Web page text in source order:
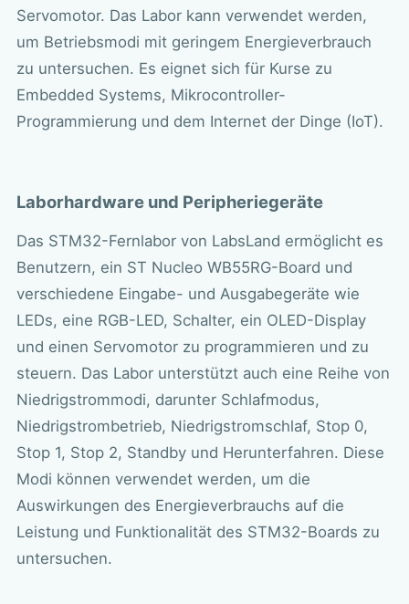
Servomotor. Das Labor kann verwendet werden,
um Betriebsmodi mit geringem Energieverbrauch
zu untersuchen. Es eignet sich für Kurse zu
Embedded Systems, Mikrocontroller-
Programmierung und dem Internet der Dinge (IoT).
Laborhardware und Peripheriegeräte
Das STM32-Fernlabor von LabsLand ermöglicht es
Benutzern, ein ST Nucleo WB55RG-Board und
verschiedene Eingabe- und Ausgabegeräte wie
LEDs, eine RGB-LED, Schalter, ein OLED-Display
und einen Servomotor zu programmieren und zu
steuern. Das Labor unterstützt auch eine Reihe von
Niedrigstrommodi, darunter Schlafmodus,
Niedrigstrombetrieb, Niedrigstromschlaf, Stop 0,
Stop 1, Stop 2, Standby und Herunterfahren. Diese
Modi können verwendet werden, um die
Auswirkungen des Energieverbrauchs auf die
Leistung und Funktionalität des STM32-Boards zu
untersuchen.